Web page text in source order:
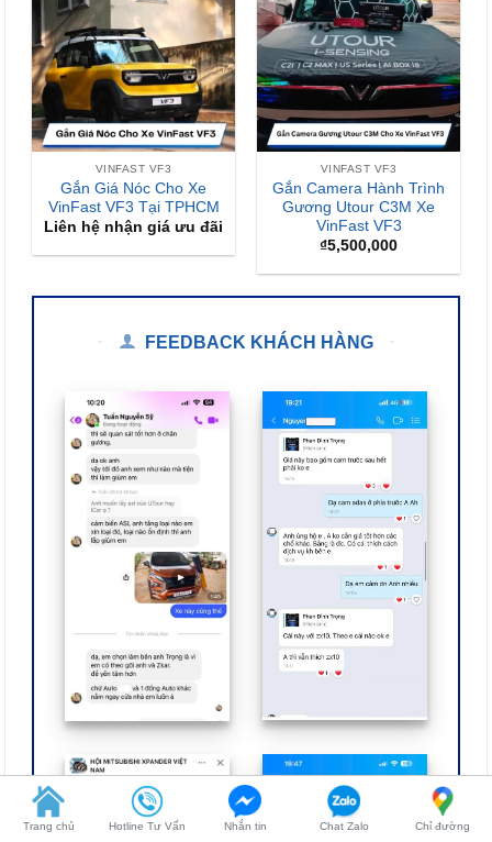
VINFAST VF3
Gắn Giá Nóc Cho Xe
VinFast VF3 Tại TPHCM
Liên hệ nhận giá ưu đãi
VINFAST VF3
Gắn Camera Hành Trình
Gương Utour C3M Xe
VinFast VF3
₫5,500,000
FEEDBACK KHÁCH HÀNG
Trang chủ Hotline Tư Vấn Nhắn tin Chat Zalo Chỉ đường